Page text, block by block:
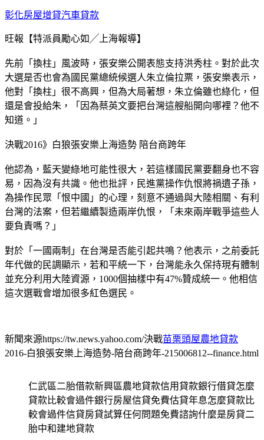
彰化房屋增貸汽車貸款
旺報【特派員勵心如╱上海報導】
先前「換柱」風波時，張安樂公開表態支持洪秀柱。對於此次
大選是否也會為國民黨總統候選人朱立倫拉票，張安樂表示，
他對「換柱」很不高興，但為大局著想，朱立倫雖也綠化，但
還是會投給朱，「因為蔡英文要把台灣這艘船開向哪裡？他不
知道。」
決戰2016》白狼張安樂上海造勢 陪台商跨年
他認為，藍天變綠地可能性很大，若這樣國民黨要翻身也不容
易，因為沒有共識。他也批評，民進黨操作仇恨將禍遺子孫，
為操作民眾「恨中國」的心理，刻意不通過與大陸相關、有利
台灣的法案，但若繼續製造兩岸仇恨，「未來兩岸戰爭這些人
要負責嗎？」
對於「一國兩制」在台灣是否能引起共鳴？他表示，之前委託
年代做的民調顯示，若和平統一下，台灣能永久保持現有體制
並充分利用大陸資源，1000個抽樣中有47%贊成統一。他相信
這次選戰會增加很多紅色選民。
新聞來源https://tw.news.yahoo.com/決戰苗栗頭屋農地貸款
2016-白狼張安樂上海造勢-陪台商跨年-215006812--finance.html
仁武區二胎借款新興區農地貸款信用貸款銀行借貸怎麼
貸款比較會過件銀行房屋信貸免費估貸年息怎麼貸款比
較會過件信貸房貸試算任何問題免費諮詢什麼是房貸二
胎中和建地貸款